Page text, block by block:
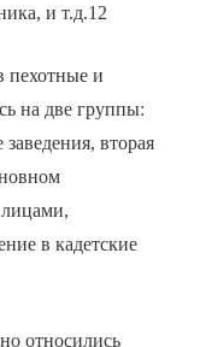
и т.д.12
пехотные и
на две группы:
вторая
в кадетские
относились